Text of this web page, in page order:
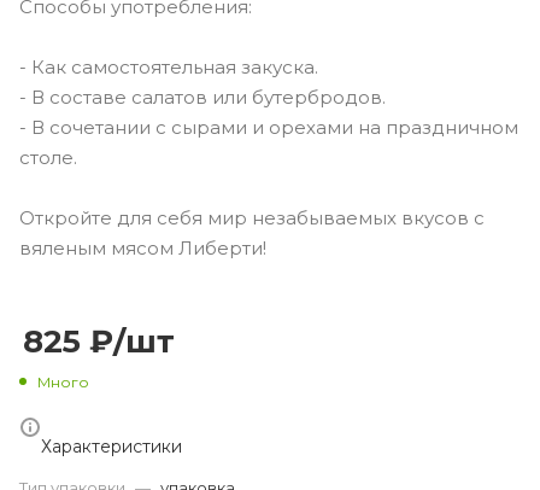
Способы употребления:
- Как самостоятельная закуска.
- В составе салатов или бутербродов.
- В сочетании с сырами и орехами на праздничном
столе.
Откройте для себя мир незабываемых вкусов с
вяленым мясом Либерти!
825 ₽/шт
Много
Характеристики